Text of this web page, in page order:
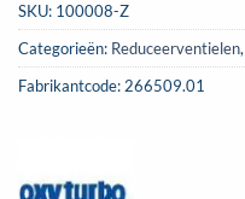
SKU: 100008-Z
Categorieën: Reduceerventielen,
Fabrikantcode: 266509.01